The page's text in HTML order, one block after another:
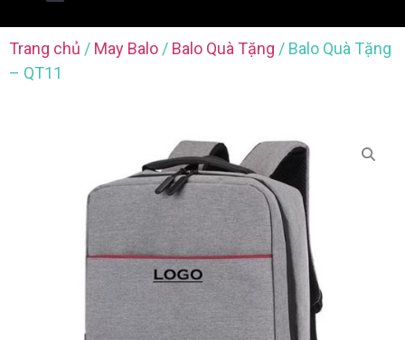
Trang chủ / May Balo / Balo Quà Tặng / Balo Quà Tặng
– QT11